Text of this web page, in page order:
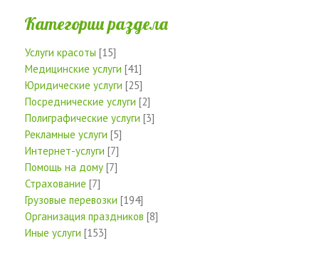
Категории раздела
Услуги красоты [15]
Медицинские услуги [41]
Юридические услуги [25]
Посреднические услуги [2]
Полиграфические услуги [3]
Рекламные услуги [5]
Интернет-услуги [7]
Помощь на дому [7]
Страхование [7]
Грузовые перевозки [194]
Организация праздников [8]
Иные услуги [153]